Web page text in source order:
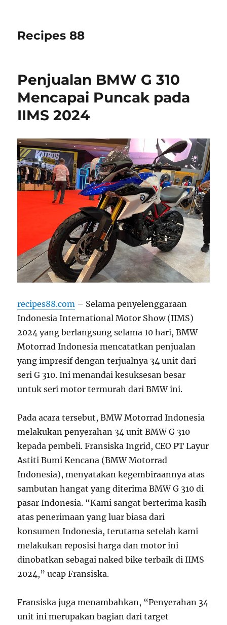
Recipes 88
Penjualan BMW G 310
Mencapai Puncak pada
IIMS 2024
recipes88.com – Selama penyelenggaraan
Indonesia International Motor Show (IIMS)
2024 yang berlangsung selama 10 hari, BMW
Motorrad Indonesia mencatatkan penjualan
yang impresif dengan terjualnya 34 unit dari
seri G 310. Ini menandai kesuksesan besar
untuk seri motor termurah dari BMW ini.
Pada acara tersebut, BMW Motorrad Indonesia
melakukan penyerahan 34 unit BMW G 310
kepada pembeli. Fransiska Ingrid, CEO PT Layur
Astiti Bumi Kencana (BMW Motorrad
Indonesia), menyatakan kegembiraannya atas
sambutan hangat yang diterima BMW G 310 di
pasar Indonesia. “Kami sangat berterima kasih
atas penerimaan yang luar biasa dari
konsumen Indonesia, terutama setelah kami
melakukan reposisi harga dan motor ini
dinobatkan sebagai naked bike terbaik di IIMS
2024,” ucap Fransiska.
Fransiska juga menambahkan, “Penyerahan 34
unit ini merupakan bagian dari target